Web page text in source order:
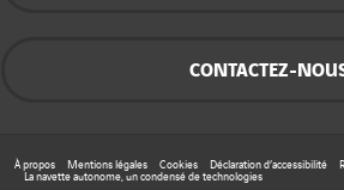
CONTACTEZ-
À propos Mentions légales Cookies Déclaration d’accessibilité
La navette autonome, un condensé de technologies